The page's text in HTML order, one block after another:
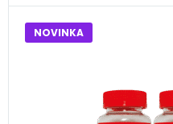
NOVINKA